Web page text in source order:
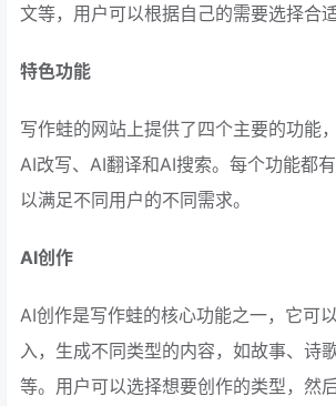
文等，用户可以根据自己的需要选择合适
特色功能
写作蛙的网站上提供了四个主要的功能
AI改写、AI翻译和AI搜索。每个功能都
以满足不同用户的不同需求。
AI创作
AI创作是写作蛙的核心功能之一，它可
入，生成不同类型的内容，如故事、诗
等。用户可以选择想要创作的类型，然